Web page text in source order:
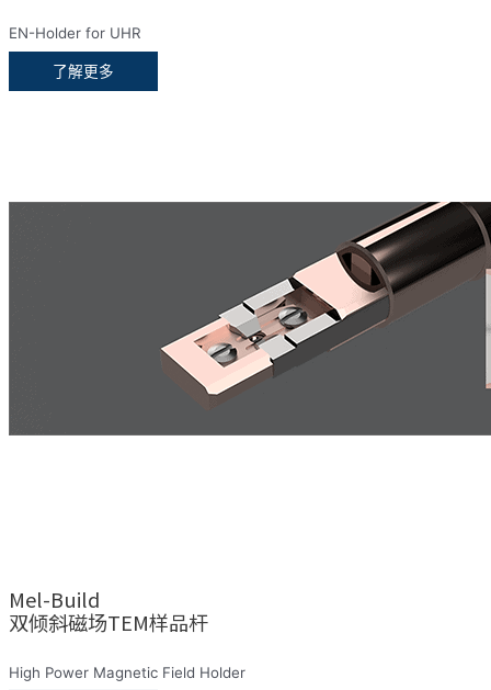
EN-Holder for UHR
了解更多
Mel-Build
双倾斜磁场TEM样品杆
High Power Magnetic Field Holder